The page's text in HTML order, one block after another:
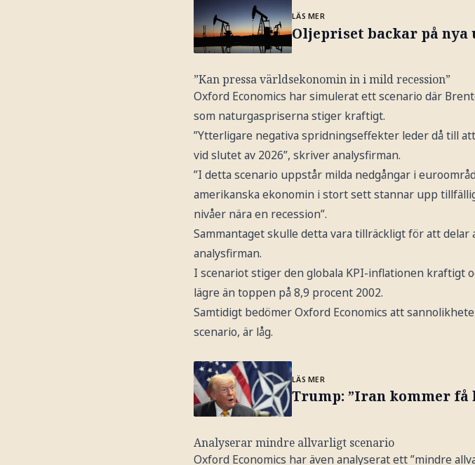
LÄS MER
Oljepriset backar på
”Kan pressa världsekonomin in i mild recession”
Oxford Economics har simulerat ett scenario där
som naturgaspriserna stiger kraftigt.
”Ytterligare negativa spridningseffekter leder då till
vid slutet av 2026”, skriver analysfirman.
”I detta scenario uppstår milda nedgångar i
amerikanska ekonomin i stort sett stannar upp
nivåer nära en recession”.
Sammantaget skulle detta vara tillräckligt för att delar
analysfirman.
I scenariot stiger den globala KPI-inflationen kraftigt
lägre än toppen på 8,9 procent 2002.
Samtidigt bedömer Oxford Economics att
scenario, är låg.
LÄS MER
Trump: ”Iran kommer få
Analyserar mindre allvarligt scenario
Oxford Economics har även analyserat ett ”mindre